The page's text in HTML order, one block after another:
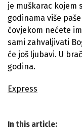
je muškarac kojem
godinama više
čovjekom nećete
sami zahvaljivati
će još ljubavi. U
godina.
Express
In this article: